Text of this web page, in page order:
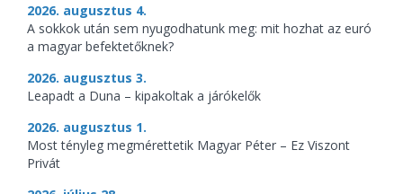
2026. augusztus 4.
A sokkok után sem nyugodhatunk meg: mit hozhat az euró
a magyar befektetőknek?
2026. augusztus 3.
Leapadt a Duna – kipakoltak a járókelők
2026. augusztus 1.
Most tényleg megmérettetik Magyar Péter – Ez Viszont
Privát